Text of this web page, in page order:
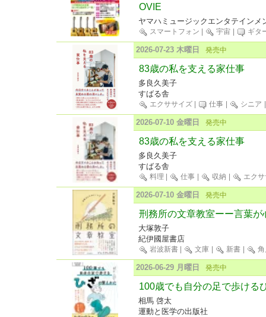
OVIE
ヤマハミュージックエンタテインメ
スマートフォン 宇宙 ギタ
2026-07-23 木曜日 発売中
83歳の私を支える家仕事
多良久美子
すばる舎
エクササイズ 仕事 シニア
2026-07-10 金曜日 発売中
83歳の私を支える家仕事
多良久美子
すばる舎
料理 仕事 収納 エク
2026-07-10 金曜日 発売中
刑務所の文章教室ーー言葉が
大塚敦子
紀伊國屋書店
岩波新書 文庫 新書 角
2026-06-29 月曜日 発売中
100歳でも自分の足で歩ける
相馬 啓太
運動と医学の出版社